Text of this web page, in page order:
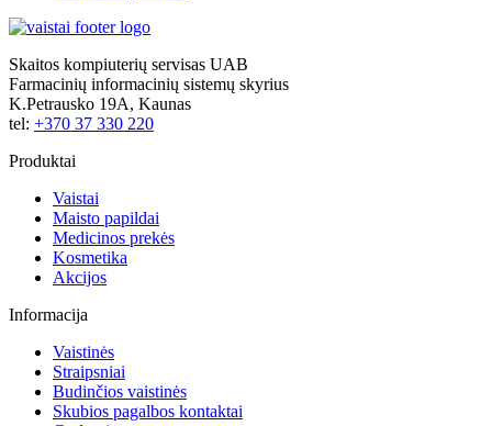
Skaitos kompiuterių servisas UAB
Farmacinių informacinių sistemų skyrius
K.Petrausko 19A, Kaunas
tel: +370 37 330 220
Produktai
Vaistai
Maisto papildai
Medicinos prekės
Kosmetika
Akcijos
Informacija
Vaistinės
Straipsniai
Budinčios vaistinės
Skubios pagalbos kontaktai